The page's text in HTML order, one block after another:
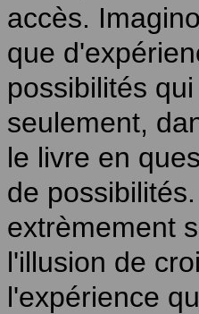
accès.
que
possibilités
seulement,
le livre en
de
extrèmement
l'illusion de
l'expérience